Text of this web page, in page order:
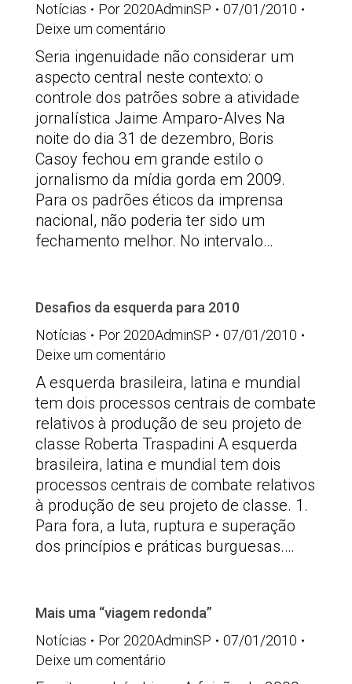
Notícias
Por 2020AdminSP
07/01/2010
Deixe um comentário
Seria ingenuidade não considerar um
aspecto central neste contexto: o
controle dos patrões sobre a atividade
jornalística Jaime Amparo-Alves Na
noite do dia 31 de dezembro, Boris
Casoy fechou em grande estilo o
jornalismo da mídia gorda em 2009.
Para os padrões éticos da imprensa
nacional, não poderia ter sido um
fechamento melhor. No intervalo…
Desafios da esquerda para 2010
Notícias
Por 2020AdminSP
07/01/2010
Deixe um comentário
A esquerda brasileira, latina e mundial
tem dois processos centrais de combate
relativos à produção de seu projeto de
classe Roberta Traspadini A esquerda
brasileira, latina e mundial tem dois
processos centrais de combate relativos
à produção de seu projeto de classe. 1.
Para fora, a luta, ruptura e superação
dos princípios e práticas burguesas.…
Mais uma “viagem redonda”
Notícias
Por 2020AdminSP
07/01/2010
Deixe um comentário